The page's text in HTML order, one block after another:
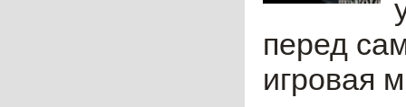
перед
игровая